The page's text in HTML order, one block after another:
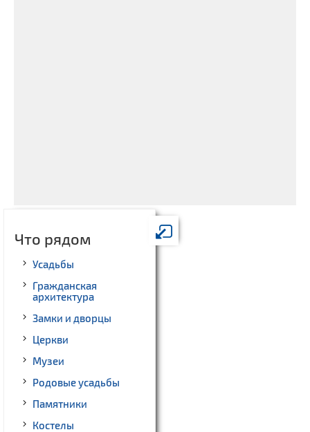
Что рядом
Усадьбы
Гражданская
архитектура
Замки и дворцы
Церкви
Музеи
Родовые усадьбы
Памятники
Костелы